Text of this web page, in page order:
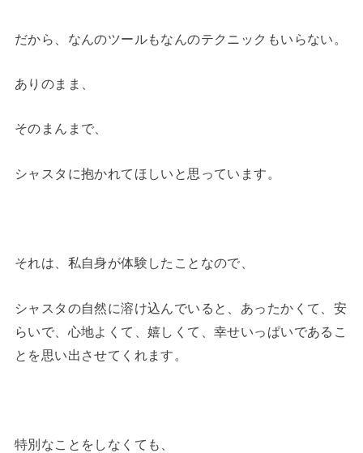
だから、なんのツールもなんのテクニックもいらない。
ありのまま、
そのまんまで、
シャスタに抱かれてほしいと思っています。
それは、私自身が体験したことなので、
シャスタの自然に溶け込んでいると、あったかくて、安
らいで、心地よくて、嬉しくて、幸せいっぱいであるこ
とを思い出させてくれます。
特別なことをしなくても、